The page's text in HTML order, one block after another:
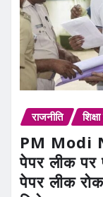
राजनीति
PM Modi
पेपर लीक पर
पेपर लीक